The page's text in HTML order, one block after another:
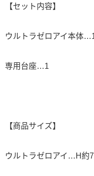
【セット内容】
ウルトラゼロアイ本体
専用台座…1
【商品サイズ】
ウルトラゼロアイ…H約